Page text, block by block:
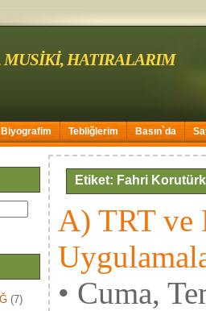
MUSİKİ, HATIRALARIM
Biyografim Tebliğlerim Basın`da
(7)
Etiket: Fahri Korutürk
A) TRT ve
• Cuma,